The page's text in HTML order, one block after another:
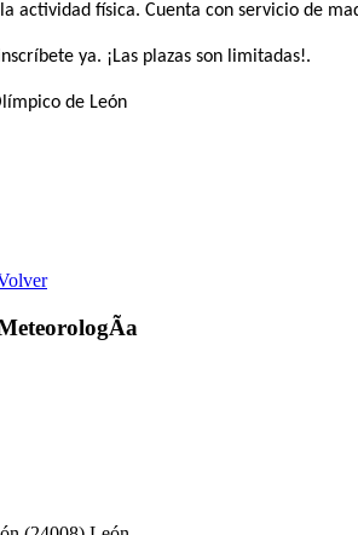
actividad física. Cuenta con servicio de
ya. ¡Las plazas son limitadas!.
de León